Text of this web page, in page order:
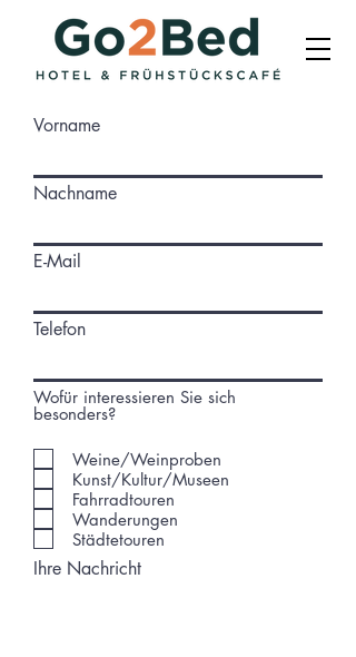
Vorname
Nachname
E-Mail
Telefon
Wofür interessieren Sie sich
besonders?
Weine/Weinproben
Kunst/Kultur/Museen
Fahrradtouren
Wanderungen
Städtetouren
Ihre Nachricht